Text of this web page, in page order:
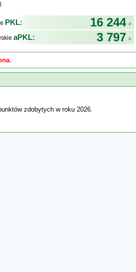
PKL: 16 244
aPKL: 3 797
zdobytych w roku 2026.